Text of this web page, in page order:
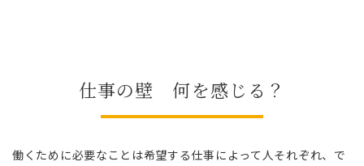
仕事の壁 何を感じる？
働くために必要なことは希望する仕事によって人それぞれ、で